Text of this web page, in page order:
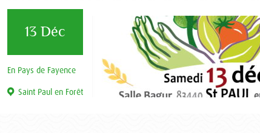
13 Déc
En Pays de Fayence
Saint Paul en Forêt